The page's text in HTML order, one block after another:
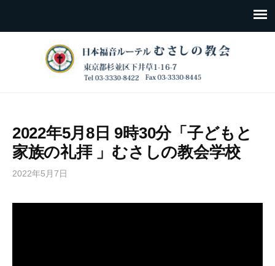
2022年5月8日 9時30分「子どもと
家族の礼拝 」むさしの教会学校
2022年5月7日